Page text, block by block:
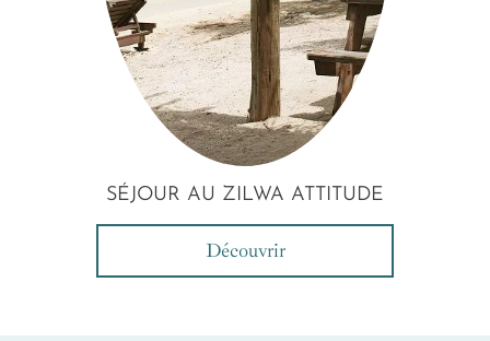
SÉJOUR AU ZILWA ATTITUDE
Découvrir